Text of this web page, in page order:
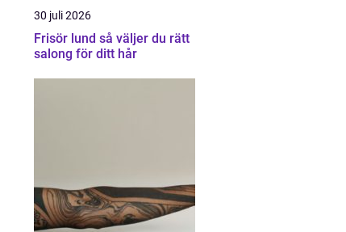
30 juli 2026
Frisör lund så väljer du rätt
salong för ditt hår